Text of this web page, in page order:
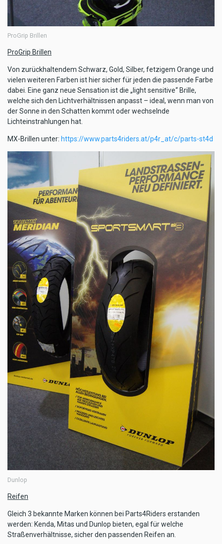
ProGrip Brillen
ProGrip Brillen
Von zurückhaltendem Schwarz, Gold, Silber, fetzigem Orange und
vielen weiteren Farben ist hier sicher für jeden die passende Farbe
dabei. Eine ganz neue Sensation ist die „light sensitive“ Brille,
welche sich den Lichtverhältnissen anpasst – ideal, wenn man von
der Sonne in den Schatten kommt oder wechselnde
Lichteinstrahlungen hat.
MX-Brillen unter: https://www.parts4riders.at/p4r_at/c/parts-st4d
Dunlop
Reifen
Gleich 3 bekannte Marken können bei Parts4Riders erstanden
werden: Kenda, Mitas und Dunlop bieten, egal für welche
Straßenverhältnisse, sicher den passenden Reifen an.